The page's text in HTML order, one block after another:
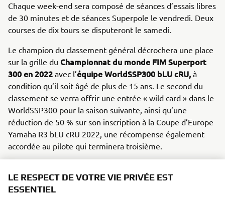
Chaque week-end sera composé de séances d’essais libres
de 30 minutes et de séances Superpole le vendredi. Deux
courses de dix tours se disputeront le samedi.
Le champion du classement général décrochera une place
sur la grille du Championnat du monde FIM Superport
300 en 2022 avec l’équipe WorldSSP300 bLU cRU, à
condition qu’il soit âgé de plus de 15 ans. Le second du
classement se verra offrir une entrée « wild card » dans le
WorldSSP300 pour la saison suivante, ainsi qu’une
réduction de 50 % sur son inscription à la Coupe d’Europe
Yamaha R3 bLU cRU 2022, une récompense également
accordée au pilote qui terminera troisième.
d’Europe Yamaha R3 bLU cRU jusqu’au10 janvier 2021
cliquantici.
LE RESPECT DE VOTRE VIE PRIVÉE EST
ESSENTIEL